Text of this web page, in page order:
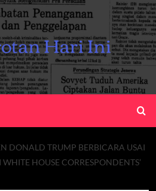
DONALD TRUMP BERBICARA USAI
HOUSE CORRESPONDENTS’